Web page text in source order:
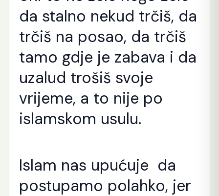
da stalno nekud trčiš, da
trčiš na posao, da trčiš
tamo gdje je zabava i da
uzalud trošiš svoje
vrijeme, a to nije po
islamskom usulu.
Islam nas upućuje da
postupamo polahko, jer